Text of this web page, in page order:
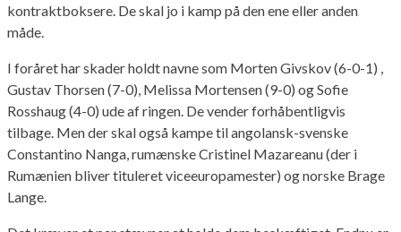
kontraktboksere. De skal jo i kamp på den ene eller anden
måde.
I foråret har skader holdt navne som Morten Givskov (6-0-1) ,
Gustav Thorsen (7-0), Melissa Mortensen (9-0) og Sofie
Rosshaug (4-0) ude af ringen. De vender forhåbentligvis
tilbage. Men der skal også kampe til angolansk-svenske
Constantino Nanga, rumænske Cristinel Mazareanu (der i
Rumænien bliver tituleret viceeuropamester) og norske Brage
Lange.